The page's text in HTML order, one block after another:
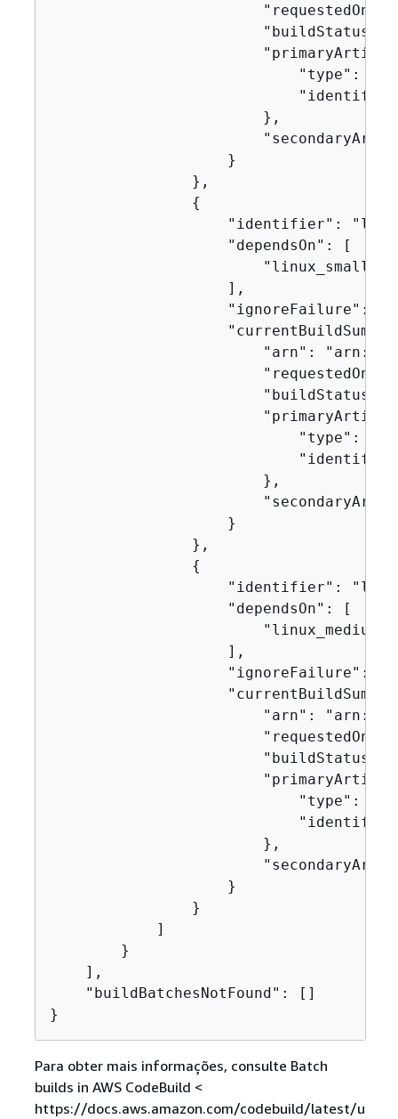
"requestedOn":
"buildStatus":
"type":
                        },
                    }
                },
{
"identifier":
                    "dependsOn": [
                        "linux_small"
                    ],
"ignoreFailure":
"arn":
"requestedOn":
"buildStatus":
"type":
                        },
                    }
                },
{
"identifier":
                    "dependsOn": [
                        "linux_medium"
                    ],
"ignoreFailure":
"arn":
"requestedOn":
"buildStatus":
"type":
                        },
                    }
                }
            ]
        }
    ],
    "buildBatchesNotFound": []
}
Para obter mais informações, consulte Batch
builds in AWS CodeBuild <
https://docs.aws.amazon.com/codebuild/latest/u